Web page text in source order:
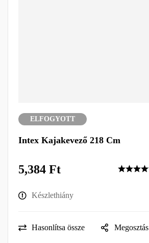
ELFOGYOTT
Intex Kajakevező 218 Cm
5,384 Ft
Készlethiány
Hasonlítsa össze Megosztás